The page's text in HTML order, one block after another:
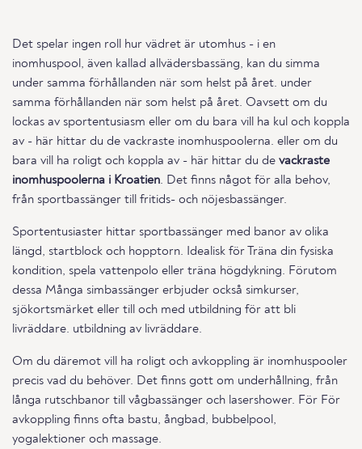
Det spelar ingen roll hur vädret är utomhus - i en
inomhuspool, även kallad allvädersbassäng, kan du simma
under samma förhållanden när som helst på året. under
samma förhållanden när som helst på året. Oavsett om du
lockas av sportentusiasm eller om du bara vill ha kul och koppla
av - här hittar du de vackraste inomhuspoolerna. eller om du
bara vill ha roligt och koppla av - här hittar du de vackraste
inomhuspoolerna i Kroatien. Det finns något för alla behov,
från sportbassänger till fritids- och nöjesbassänger.
Sportentusiaster hittar sportbassänger med banor av olika
längd, startblock och hopptorn. Idealisk för Träna din fysiska
kondition, spela vattenpolo eller träna högdykning. Förutom
dessa Många simbassänger erbjuder också simkurser,
sjökortsmärket eller till och med utbildning för att bli
livräddare. utbildning av livräddare.
Om du däremot vill ha roligt och avkoppling är inomhuspooler
precis vad du behöver. Det finns gott om underhållning, från
långa rutschbanor till vågbassänger och lasershower. För För
avkoppling finns ofta bastu, ångbad, bubbelpool,
yogalektioner och massage.